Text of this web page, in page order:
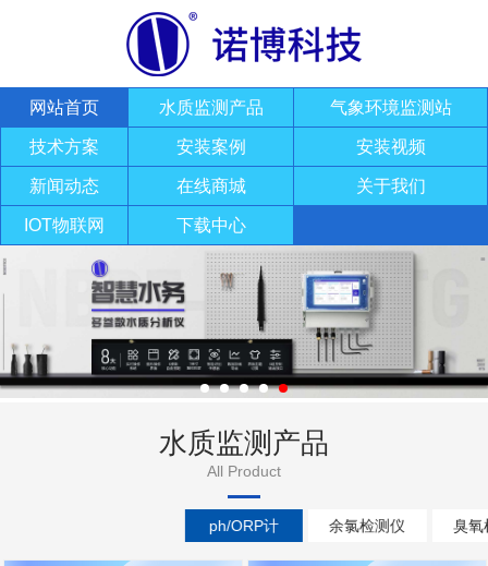
网站首页 水质监测产品 气象环境监测站
技术方案 安装案例 安装视频
新闻动态 在线商城 关于我们
IOT物联网 下载中心
水质监测产品
All Product
ph/ORP计 余氯检测仪 臭氧